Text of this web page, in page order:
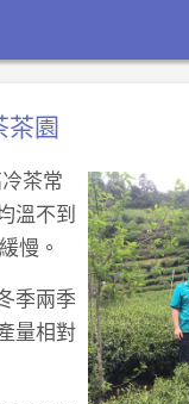
茶園
茶常
溫不到
慢。
季兩季
量相對